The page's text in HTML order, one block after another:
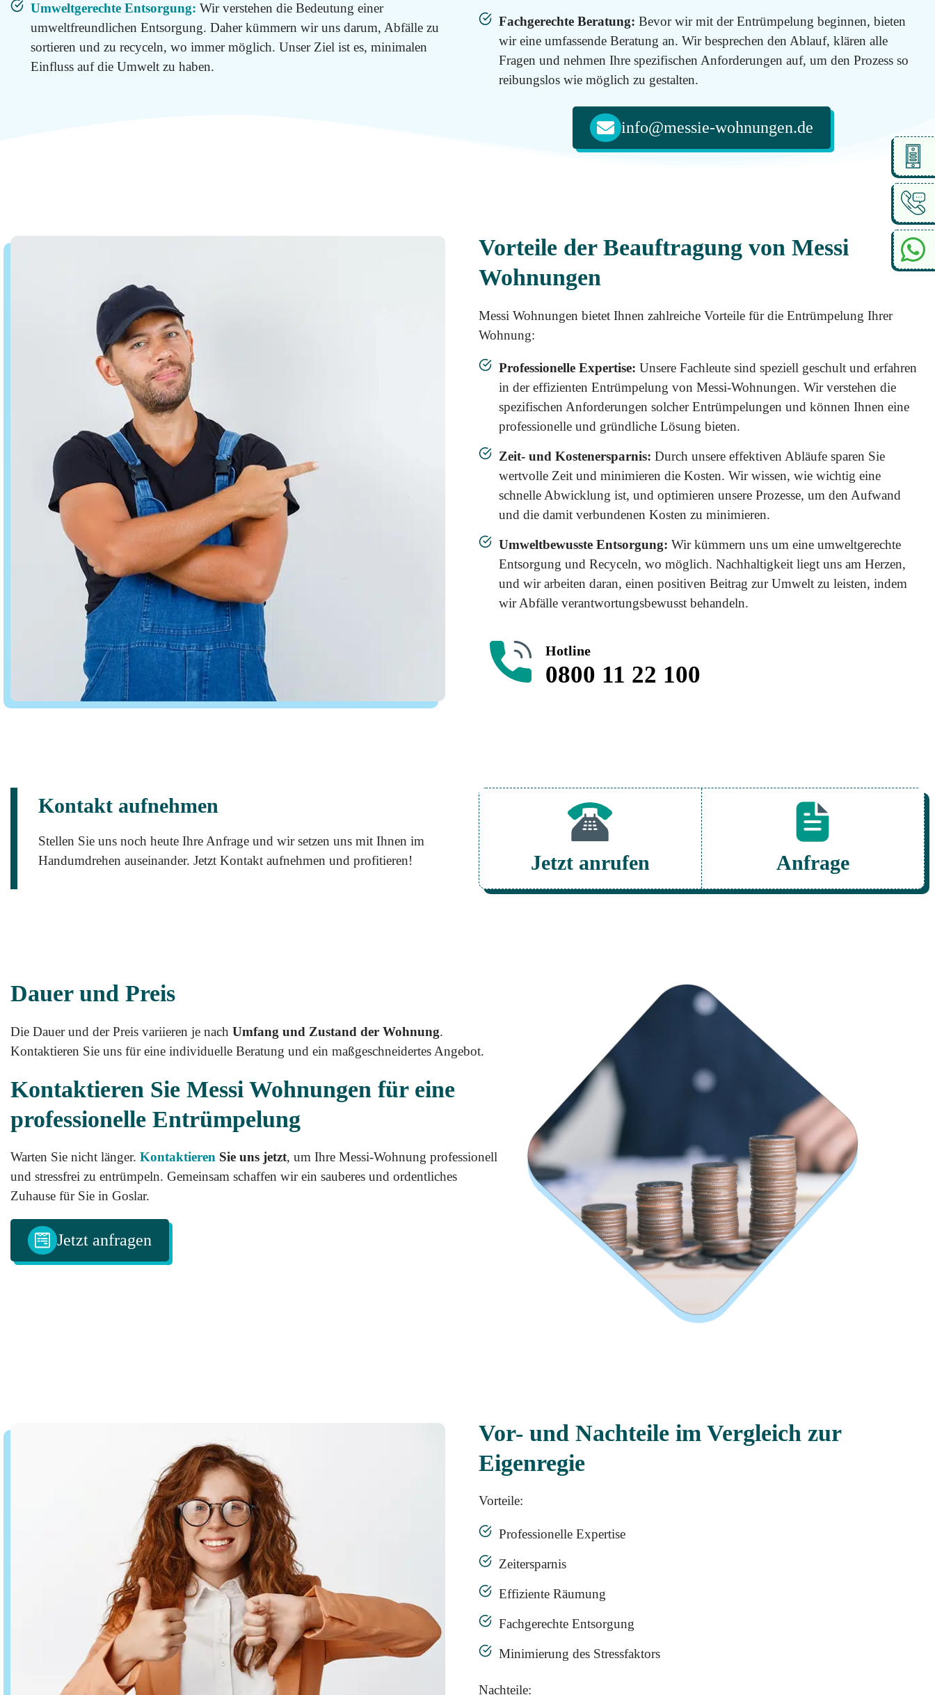
Umweltgerechte Entsorgung: Wir verstehen die Bedeutung einer
umweltfreundlichen Entsorgung. Daher kümmern wir uns darum, Abfälle zu
sortieren und zu recyceln, wo immer möglich. Unser Ziel ist es, minimalen
Einfluss auf die Umwelt zu haben.
Fachgerechte Beratung: Bevor wir mit der Entrümpelung beginnen, bieten
wir eine umfassende Beratung an. Wir besprechen den Ablauf, klären alle
Fragen und nehmen Ihre spezifischen Anforderungen auf, um den Prozess so
reibungslos wie möglich zu gestalten.
info@messie-wohnungen.de
Vorteile der Beauftragung von Messi
Wohnungen
Messi Wohnungen bietet Ihnen zahlreiche Vorteile für die Entrümpelung Ihrer
Wohnung:
Professionelle Expertise: Unsere Fachleute sind speziell geschult und erfahren
in der effizienten Entrümpelung von Messi-Wohnungen. Wir verstehen die
spezifischen Anforderungen solcher Entrümpelungen und können Ihnen eine
professionelle und gründliche Lösung bieten.
Zeit- und Kostenersparnis: Durch unsere effektiven Abläufe sparen Sie
wertvolle Zeit und minimieren die Kosten. Wir wissen, wie wichtig eine
schnelle Abwicklung ist, und optimieren unsere Prozesse, um den Aufwand
und die damit verbundenen Kosten zu minimieren.
Umweltbewusste Entsorgung: Wir kümmern uns um eine umweltgerechte
Entsorgung und Recyceln, wo möglich. Nachhaltigkeit liegt uns am Herzen,
und wir arbeiten daran, einen positiven Beitrag zur Umwelt zu leisten, indem
wir Abfälle verantwortungsbewusst behandeln.
Hotline
0800 11 22 100
Kontakt aufnehmen
Stellen Sie uns noch heute Ihre Anfrage und wir setzen uns mit Ihnen im
Handumdrehen auseinander. Jetzt Kontakt aufnehmen und profitieren!
Jetzt anrufen Anfrage
Dauer und Preis
Die Dauer und der Preis variieren je nach Umfang und Zustand der Wohnung.
Kontaktieren Sie uns für eine individuelle Beratung und ein maßgeschneidertes Angebot.
Kontaktieren Sie Messi Wohnungen für eine
professionelle Entrümpelung
Warten Sie nicht länger. Kontaktieren Sie uns jetzt, um Ihre Messi-Wohnung professionell
und stressfrei zu entrümpeln. Gemeinsam schaffen wir ein sauberes und ordentliches
Zuhause für Sie in Goslar.
Jetzt anfragen
Vor- und Nachteile im Vergleich zur
Eigenregie
Vorteile:
Professionelle Expertise
Zeitersparnis
Effiziente Räumung
Fachgerechte Entsorgung
Minimierung des Stressfaktors
Nachteile: